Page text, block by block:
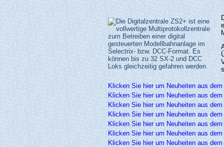
Klicken Sie hier um Neuheiten aus
Klicken Sie hier um Neuheiten aus
Klicken Sie hier um Neuheiten aus
Klicken Sie hier um Neuheiten aus
Klicken Sie hier um Neuheiten aus
Klicken Sie hier um Neuheiten aus
Klicken Sie hier um Neuheiten aus